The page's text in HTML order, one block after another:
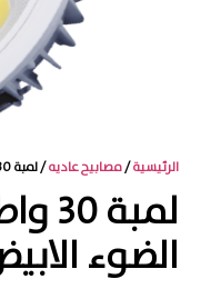
الرئيسية/مصابيح عاديه/ لمبة 30 واط COB متوفر الضوء الابيض او الاصفر سراج
الضوء